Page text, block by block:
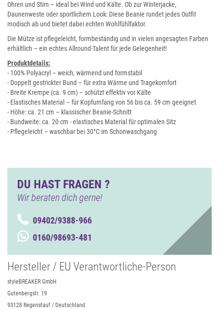
Ohren und Stirn – ideal bei Wind und Kälte. Ob zur Winterjacke,
Daunenweste oder sportlichem Look: Diese Beanie rundet jedes Outfit
modisch ab und bietet dabei echten Wohlfühlfaktor.
Die Mütze ist pflegeleicht, formbeständig und in vielen angesagten Farben
erhältlich – ein echtes Allround-Talent für jede Gelegenheit!
Produktdetails:
- 100% Polyacryl – weich, wärmend und formstabil
- Doppelt gestrickter Bund – für extra Wärme und Tragekomfort
- Breite Krempe (ca. 9 cm) – schützt effektiv vor Kälte
- Elastisches Material – für Kopfumfang von 56 bis ca. 59 cm geeignet
- Höhe: ca. 21 cm – klassischer Beanie-Schnitt
- Bundweite: ca. 20 cm - elastisches Material für optimalen Sitz
- Pflegeleicht – waschbar bei 30°C im Schonwaschgang
DU HAST FRAGEN ?
Wir beraten dich gerne!
09402/9388-966
0160/98693-481
Hersteller / EU Verantwortliche-Person
styleBREAKER GmbH
Gutenbergstr. 19
93128 Regenstauf / Deutschland